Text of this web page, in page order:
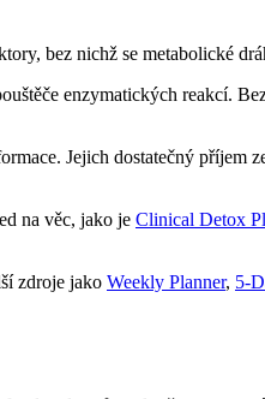
bez nichž se metabolické
enzymatických reakcí.
Jejich dostatečný příjem
na věc, jako je Clinical Detox
zdroje jako Weekly Planner, 5-